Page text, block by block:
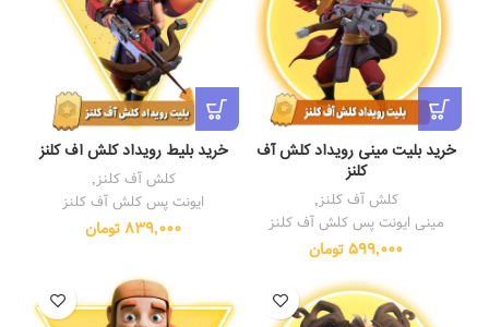
خرید بلیت مینی رویداد کلش آف
کلنز
کلش آف کلنز,
مینی ایونت پس کلش آف کلنز
599,000تومان
خرید بلیط رویداد کلش اف کلنز
کلش آف کلنز,
ایونت پس کلش آف کلنز
839,000تومان